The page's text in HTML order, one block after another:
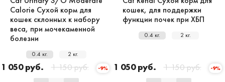
Calorie Сухой корм для
кошек склонных к набору
веса, при мочекаменной
болезни
0.4 кг. 2 кг.
1 050 руб. 1 150 руб. -9%
кошек, для поддержки
функции почек при ХБП
0.4 кг. 2 кг.
1 050 руб. 1 150 руб. -9%